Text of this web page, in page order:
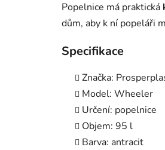
Popelnice má praktická
dům, aby k ní popeláři
Specifikace
Značka:
Model: Wheeler
Určení: popelnice
Objem: 95 l
Barva: antracit